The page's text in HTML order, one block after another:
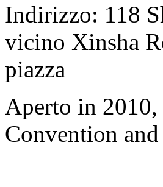
Indirizzo: 118
vicino Xinsha
piazza
Aperto in
Convention